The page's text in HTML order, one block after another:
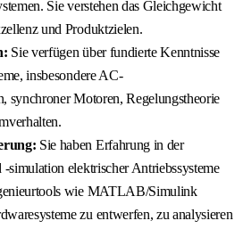
Sie verstehen das Gleichgewicht
und Produktzielen.
Sie verfügen über fundierte Kenntnisse
insbesondere AC-
synchroner Motoren, Regelungstheorie
Sie haben Erfahrung in der
simulation elektrischer Antriebssysteme
wie MATLAB/Simulink
zu entwerfen, zu analysieren